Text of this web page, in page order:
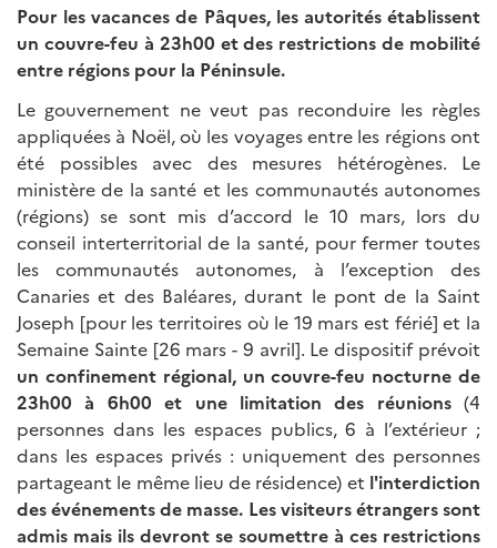
Pour les vacances de Pâques, les autorités établissent
un couvre-feu à 23h00 et des restrictions de mobilité
entre régions pour la Péninsule.
Le gouvernement ne veut pas reconduire les règles
appliquées à Noël, où les voyages entre les régions ont
été possibles avec des mesures hétérogènes. Le
ministère de la santé et les communautés autonomes
(régions) se sont mis d’accord le 10 mars, lors du
conseil interterritorial de la santé, pour fermer toutes
les communautés autonomes, à l’exception des
Canaries et des Baléares, durant le pont de la Saint
Joseph [pour les territoires où le 19 mars est férié] et la
Semaine Sainte [26 mars - 9 avril]. Le dispositif prévoit
un confinement régional, un couvre-feu nocturne de
23h00 à 6h00 et une limitation des réunions(4
personnes dans les espaces publics, 6 à l’extérieur ;
dans les espaces privés : uniquement des personnes
partageant le même lieu de résidence) et l'interdiction
des événements de masse. Les visiteurs étrangers sont
admis mais ils devront se soumettre à ces restrictions